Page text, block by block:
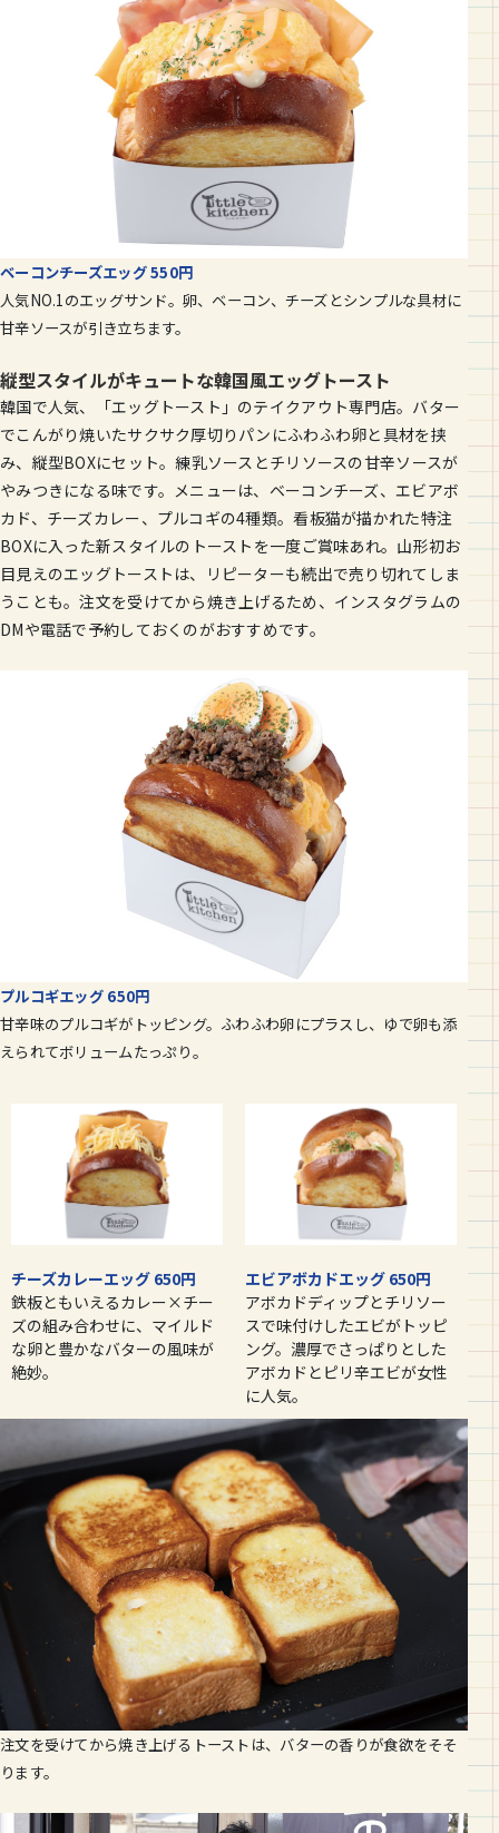
ベーコンチーズエッグ 550円
人気NO.1のエッグサンド。卵、ベーコン、チーズとシンプルな具材に
甘辛ソースが引き立ちます。
縦型スタイルがキュートな韓国風エッグトースト
韓国で人気、「エッグトースト」のテイクアウト専門店。バター
でこんがり焼いたサクサク厚切りパンにふわふわ卵と具材を挟
み、縦型BOXにセット。練乳ソースとチリソースの甘辛ソースが
やみつきになる味です。メニューは、ベーコンチーズ、エビアボ
カド、チーズカレー、プルコギの4種類。看板猫が描かれた特注
BOXに入った新スタイルのトーストを一度ご賞味あれ。山形初お
目見えのエッグトーストは、リピーターも続出で売り切れてしま
うことも。注文を受けてから焼き上げるため、インスタグラムの
DMや電話で予約しておくのがおすすめです。
プルコギエッグ 650円
甘辛味のプルコギがトッピング。ふわふわ卵にプラスし、ゆで卵も添
えられてボリュームたっぷり。
チーズカレーエッグ 650円
鉄板ともいえるカレー×チー
ズの組み合わせに、マイルド
な卵と豊かなバターの風味が
絶妙。
エビアボカドエッグ 650円
アボカドディップとチリソー
スで味付けしたエビがトッピ
ング。濃厚でさっぱりとした
アボカドとピリ辛エビが女性
に人気。
注文を受けてから焼き上げるトーストは、バターの香りが食欲をそそ
ります。